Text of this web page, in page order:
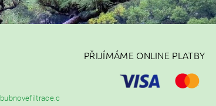
bubnovefiltrace.c
PŘIJÍMÁME ONLINE PLATBY